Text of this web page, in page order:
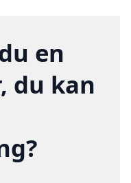
en
du kan